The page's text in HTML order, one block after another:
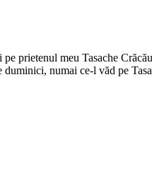
prietenul meu Tasache
numai ce-l văd pe